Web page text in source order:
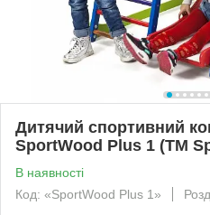
Дитячий спортивний
SportWood Plus 1 (ТМ
В наявності
Код: «SportWood Plus 1»